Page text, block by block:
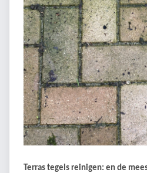
Terras tegels reinigen: en de